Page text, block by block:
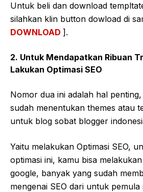
Untuk beli dan download
silahkan klin button dowload di
DOWNLOAD ].
2. Untuk Mendapatkan Ribuan
Lakukan Optimasi SEO
Nomor dua ini adalah hal
sudah menentukan themes atau
untuk blog sobat blogger
Yaitu melakukan Optimasi SEO,
optimasi ini, kamu bisa
google, banyak yang sudah
mengenai SEO dari untuk